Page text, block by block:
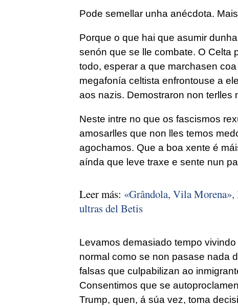
Pode semellar unha anécdota.
Porque o que hai que asumir
senón que se lle combate. O Celta
todo, esperar a que marchasen
megafonía celtista enfrontouse a
aos nazis. Demostraron non terlles
Neste intre no que os fascismos
amosarlles que non lles temos
agochamos. Que a boa xente é
aínda que leve traxe e sente nun
Leer más: «Grândola, Vila Morena»,
ultras del Betis
Levamos demasiado tempo
normal como se non pasase nada
falsas que culpabilizan ao
Consentimos que se
Trump, quen, á súa vez, toma